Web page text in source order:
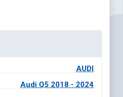
AUDI
Audi Q5 2018 - 2024